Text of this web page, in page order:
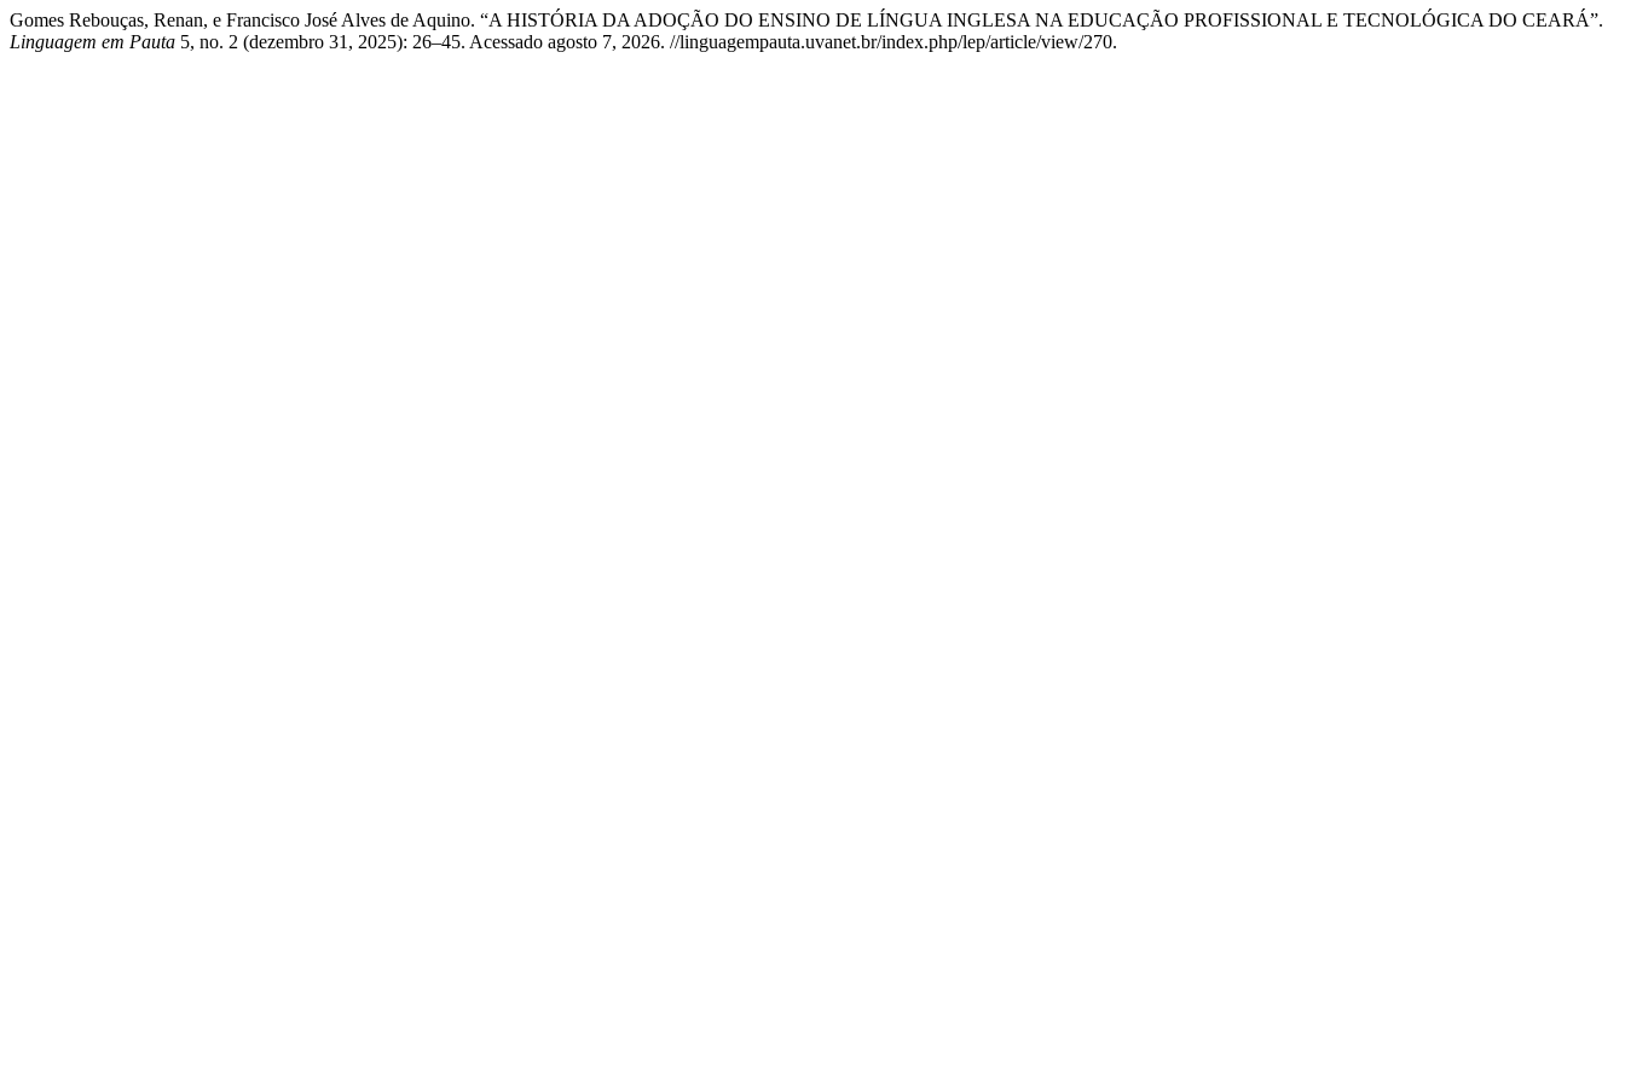
Gomes Rebouças, Renan, e Francisco José Alves de Aquino. “A HISTÓRIA DA ADOÇÃO DO ENSINO DE LÍNGUA INGLESA NA EDUCAÇÃO PROFISSIONAL E TECNOLÓGICA DO CEARÁ”.
Linguagem em Pauta 5, no. 2 (dezembro 31, 2025): 26–45. Acessado agosto 7, 2026. //linguagempauta.uvanet.br/index.php/lep/article/view/270.